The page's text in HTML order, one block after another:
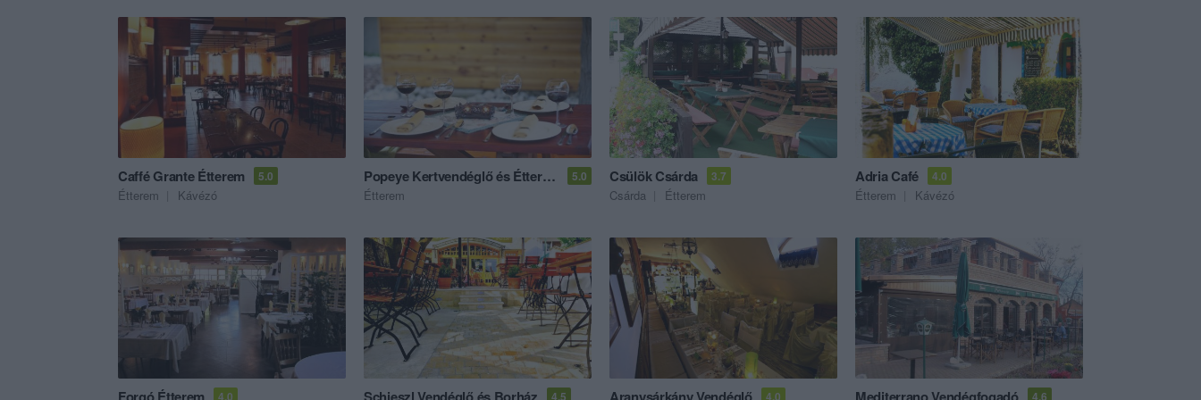
Caffé Grante Étterem 5.0
Étterem Kávézó
Popeye Kertvendéglő és Étterem 5.0
Étterem
Csülök Csárda 3.7
Csárda Étterem
Adria Café 4.0
Étterem Kávézó